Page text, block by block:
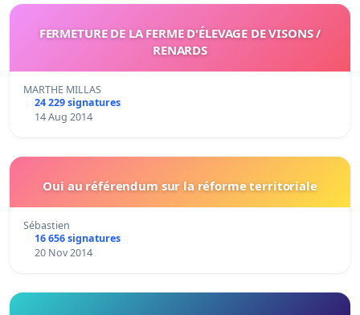
FERMETURE DE LA FERME D'ÉLEVAGE DE VISONS /
RENARDS
MARTHE MILLAS
24 229 signatures
14 Aug 2014
Oui au référendum sur la réforme territoriale
Sébastien
16 656 signatures
20 Nov 2014